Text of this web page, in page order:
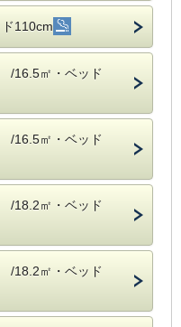
110cm
16.5㎡・ベッド
16.5㎡・ベッド
18.2㎡・ベッド
18.2㎡・ベッド